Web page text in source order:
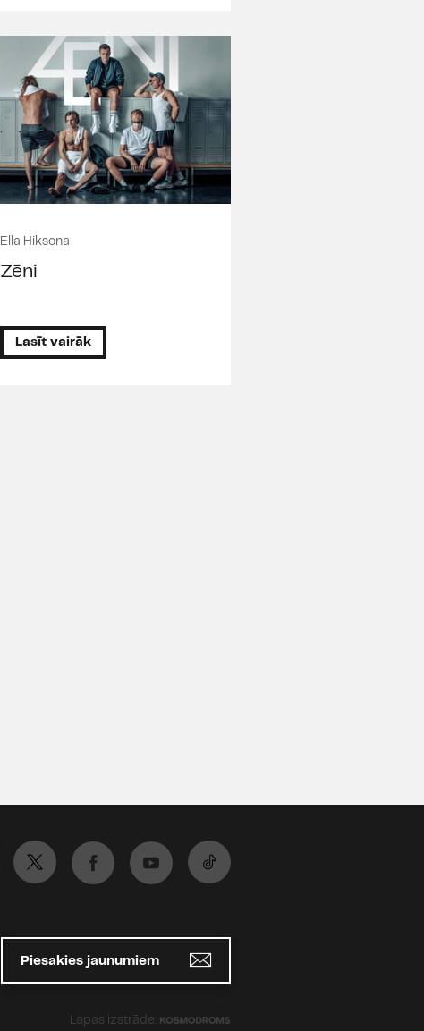
Ella Hiksona
Zēni
Lasīt vairāk
Piesakies jaunumiem
Lapas izstrāde: